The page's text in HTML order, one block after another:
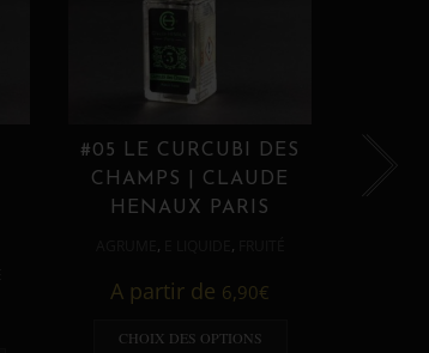
#05 LE CURCUBI DES
CHAMPS | CLAUDE
HENAUX PARIS
, ,
A partir de 6,90€
CHOIX DES OPTIONS